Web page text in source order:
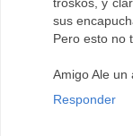
troskos, y
sus
Pero esto no
Amigo Ale un
Responder